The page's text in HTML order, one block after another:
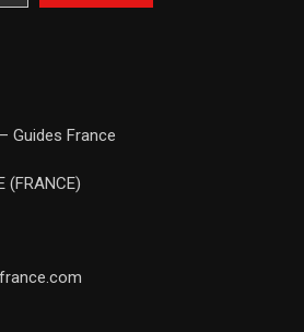
Guides France
(FRANCE)